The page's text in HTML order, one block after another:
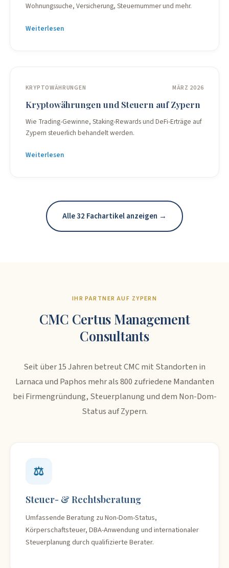
Wohnungssuche, Versicherung, Steuernummer und mehr.
Weiterlesen
KRYPTOWÄHRUNGEN MÄRZ 2026
Kryptowährungen und Steuern auf Zypern
Wie Trading-Gewinne, Staking-Rewards und DeFi-Erträge auf
Zypern steuerlich behandelt werden.
Weiterlesen
Alle 32 Fachartikel anzeigen →
IHR PARTNER AUF ZYPERN
CMC Certus Management
Consultants
Seit über 15 Jahren betreut CMC mit Standorten in
Larnaca und Paphos mehr als 800 zufriedene Mandanten
bei Firmengründung, Steuerplanung und dem Non-Dom-
Status auf Zypern.
⚖️
Steuer- & Rechtsberatung
Umfassende Beratung zu Non-Dom-Status,
Körperschaftsteuer, DBA-Anwendung und internationaler
Steuerplanung durch qualifizierte Berater.